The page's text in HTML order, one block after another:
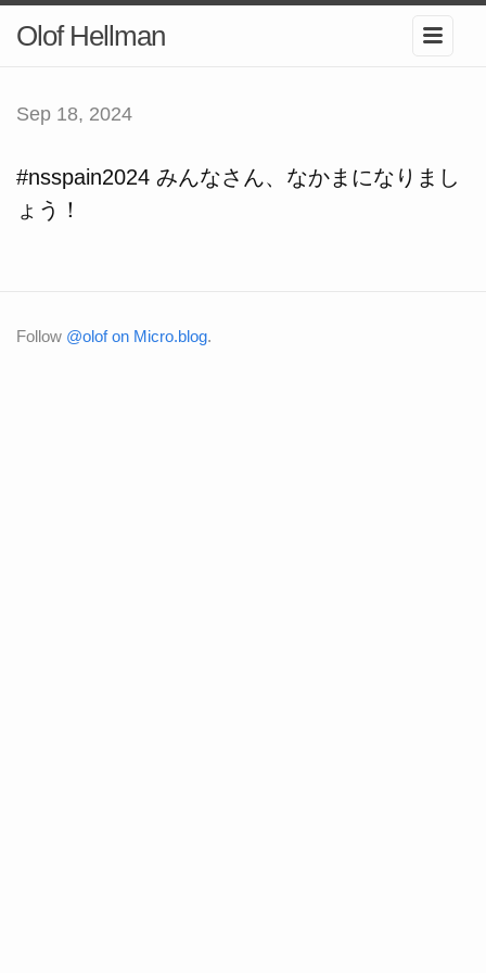
Olof Hellman
Sep 18, 2024
#nsspain2024 みんなさん、なかまになりまし
ょう！
Follow @olof on Micro.blog.